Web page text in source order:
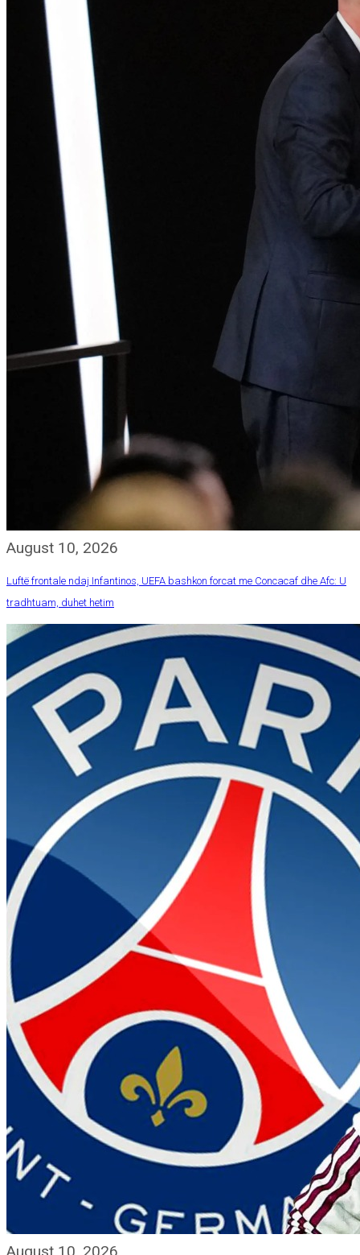
August 10, 2026
Luftë frontale ndaj Infantinos, UEFA bashkon forcat me Concacaf dhe Afc: U
tradhtuam, duhet hetim
August 10, 2026